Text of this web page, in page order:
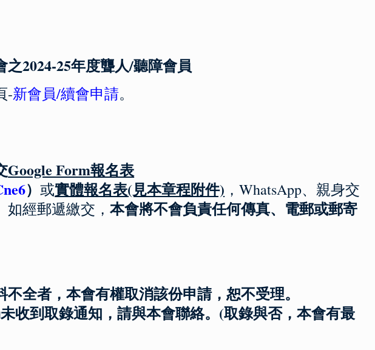
2024-25年度聾人/聽障會員
-新會員/續會申請。
Google Form報名表
）或實體報名表(見本章程附件) ，WhatsApp、親身交
如經郵遞繳交，本會將不會負責任何傳真、電郵或郵寄
全者，本會有權取消該份申請，恕不受理。
收到取錄通知，請與本會聯絡。 (取錄與否，本會有最